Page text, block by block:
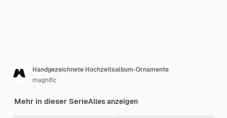
Handgezeichnete Hochzeitsalbum-Ornamente
magnific
Mehr in dieser SerieAlles anzeigen